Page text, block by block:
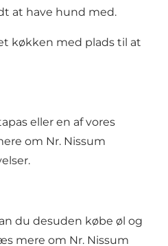
at have hund med.
køkken med plads til at
eller en af vores
om Nr. Nissum
.
du desuden købe øl og
mere om Nr. Nissum